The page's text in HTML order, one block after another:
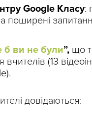
Google Класу:
поширені
б ви не були”, що
(13
довідаються: